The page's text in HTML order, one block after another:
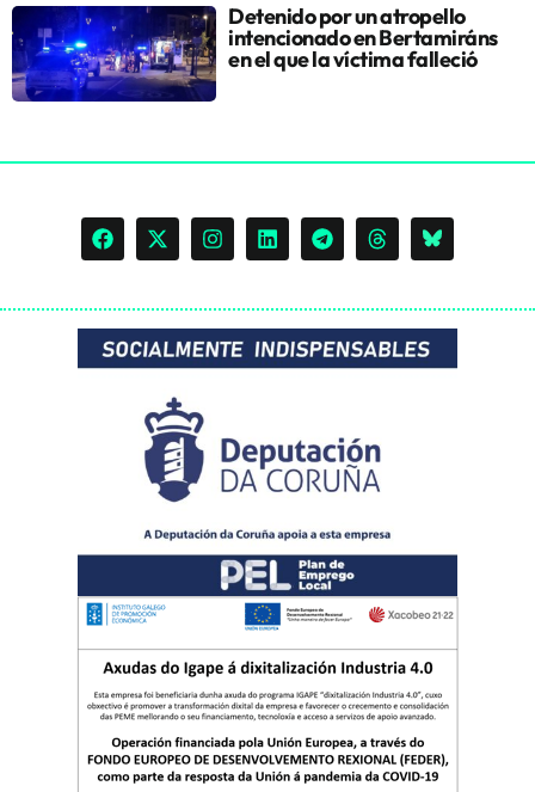
Detenido por un atropello
intencionado en Bertamiráns
en el que la víctima falleció